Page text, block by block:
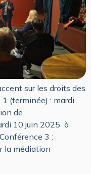
sur les droits des
(terminée) : mardi
de
10 juin 2025 à
3 :
la médiation